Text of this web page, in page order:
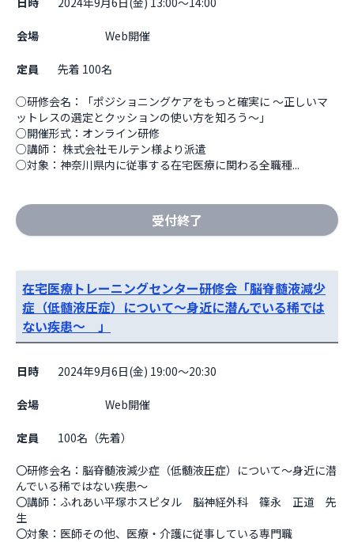
会場
定員 先着 100名
○研修会名：「ポジショニングケアをもっと確実に ～正しいマ
ットレスの選定とクッションの使い方を知ろう～」
○開催形式：オンライン研修
○講師： 株式会社モルテン様より派遣
○対象：神奈川県内に従事する在宅医療に関わる全職種...
受付終了
在宅医療トレーニングセンター研修会「脳脊髄液減少
症（低髄液圧症）について～身近に潜んでいる稀では
ない疾患～ 」
日時 2024年9月6日(金) 19:00～20:30
会場
定員 100名（先着）
〇研修会名：脳脊髄液減少症（低髄液圧症）について～身近に潜
んでいる稀ではない疾患～
〇講師：ふれあい平塚ホスピタル　脳神経外科　篠永　正道　先
生
〇対象：医師その他、医療・介護に従事している専門職